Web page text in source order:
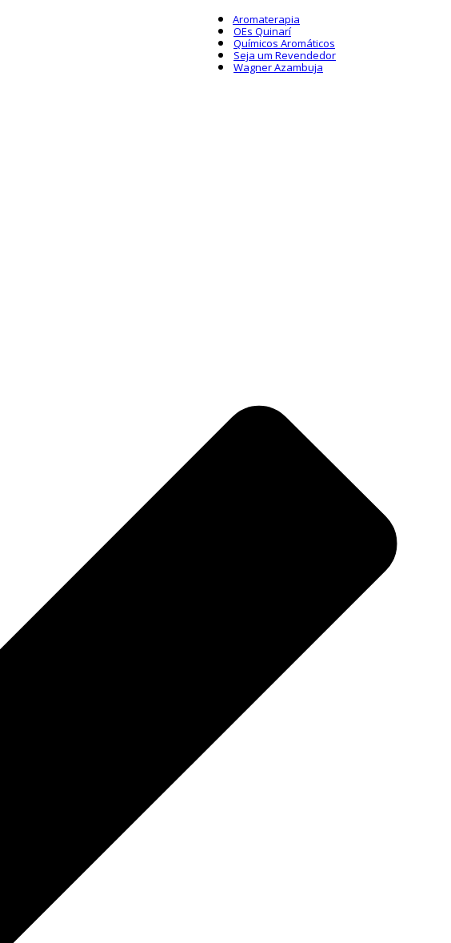
Aromaterapia
OEs Quinarí
Químicos Aromáticos
Seja um Revendedor
Wagner Azambuja